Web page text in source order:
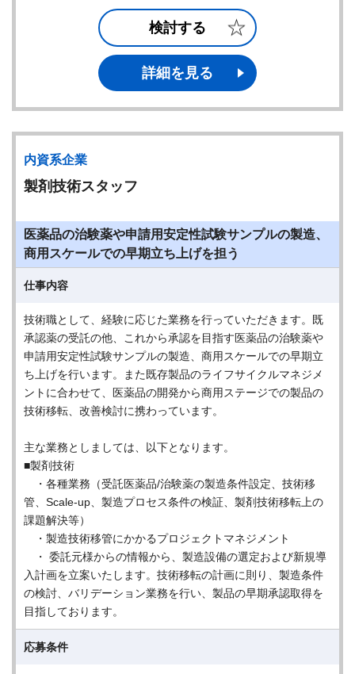
検討する
詳細を見る
内資系企業
製剤技術スタッフ
医薬品の治験薬や申請用安定性試験サンプルの製造、
商用スケールでの早期立ち上げを担う
仕事内容
技術職として、経験に応じた業務を行っていただきます。既
承認薬の受託の他、これから承認を目指す医薬品の治験薬や
申請用安定性試験サンプルの製造、商用スケールでの早期立
ち上げを行います。また既存製品のライフサイクルマネジメ
ントに合わせて、医薬品の開発から商用ステージでの製品の
技術移転、改善検討に携わっています。
主な業務としましては、以下となります。
■製剤技術
・各種業務（受託医薬品/治験薬の製造条件設定、技術移
管、Scale-up、製造プロセス条件の検証、製剤技術移転上の
課題解決等）
・製造技術移管にかかるプロジェクトマネジメント
・ 委託元様からの情報から、製造設備の選定および新規導
入計画を立案いたします。技術移転の計画に則り、製造条件
の検討、バリデーション業務を行い、製品の早期承認取得を
目指しております。
応募条件